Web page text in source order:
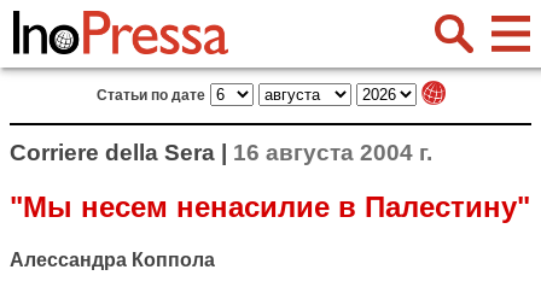
Статьи по дате
Corriere della Sera | 16 августа 2004 г.
"Мы несем ненасилие в Палестину"
Алессандра Коппола